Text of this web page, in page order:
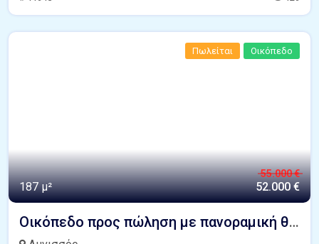
Πωλείται Οικόπεδο
187 μ²
55.000 €
52.000 €
Οικόπεδο προς πώληση με πανοραμική θέα θάλασσα Καρτερός Ηράκλειο Κρήτης